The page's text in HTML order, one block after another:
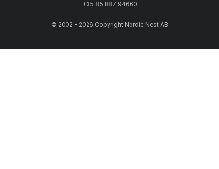
+35 85 887 94660
© 2002 - 2026 Copyright Nordic Nest AB